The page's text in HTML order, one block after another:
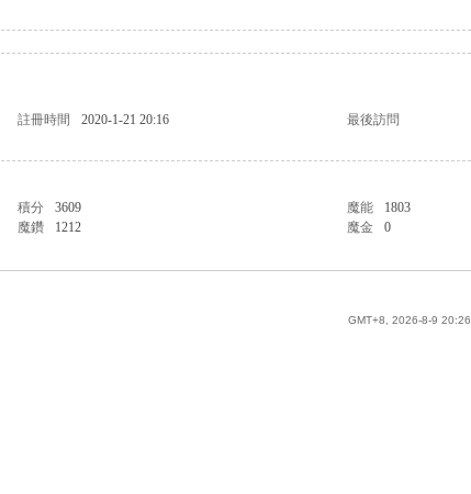
註冊時間 2020-1-21 20:16
最後訪問
積分 3609 魔能
1803
魔鑽 1212 魔金 0
GMT+8, 2026-8-9 20:26